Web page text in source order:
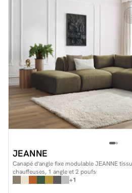
JEANNE
Canapé d'angle fixe modulable JEANNE
chauffeuses, 1 angle et 2 poufs
+1